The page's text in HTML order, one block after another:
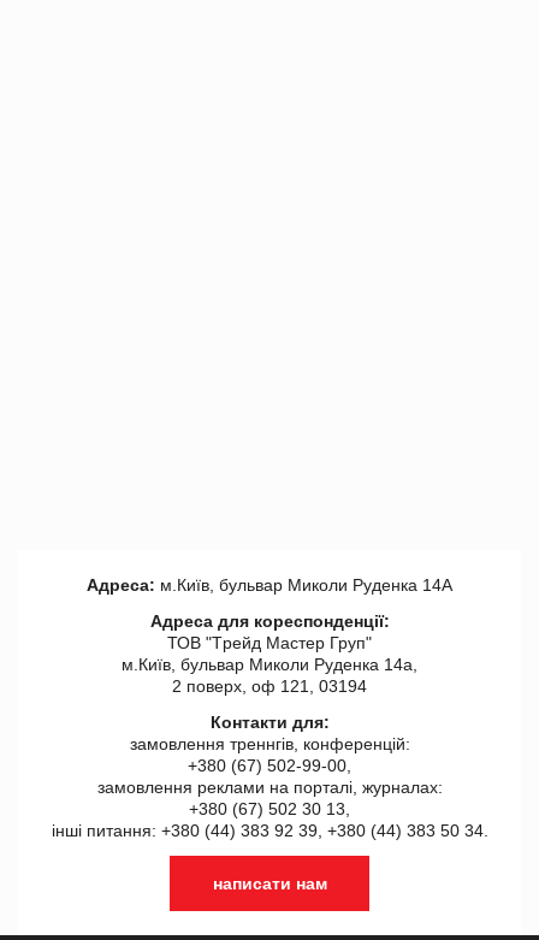
Адреса: м.Київ, бульвар Миколи Руденка 14А
Адреса для кореспонденції:
ТОВ "Tрейд Мастер Груп"
м.Київ, бульвар Миколи Руденка 14а,
2 поверх, оф 121, 03194
Контакти для:
замовлення треннгів, конференцій:
+380 (67) 502-99-00,
замовлення реклами на порталі, журналах:
+380 (67) 502 30 13,
інші питання: +380 (44) 383 92 39, +380 (44) 383 50 34.
написати нам